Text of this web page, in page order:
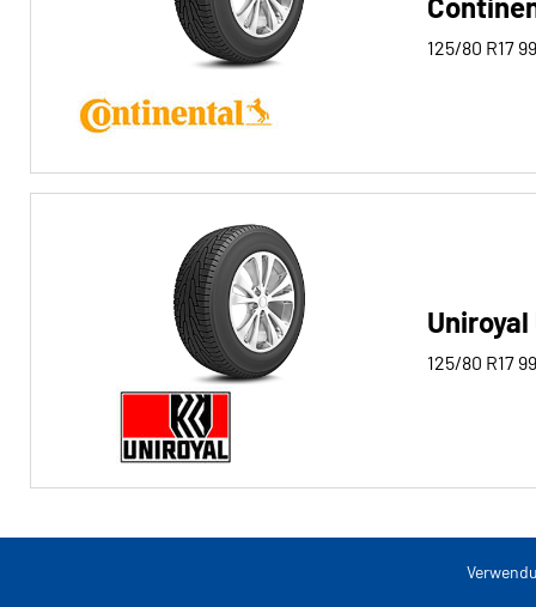
Wohnmobil (0)
Run-flat
Run-flat (0)
125/80 R17 99
Uniroyal
125/80 R17 99